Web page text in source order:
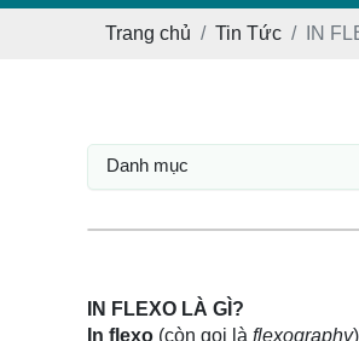
Trang chủ Tin Tức IN
Danh mục
IN FLEXO LÀ GÌ?
In flexo (còn gọi là flexography